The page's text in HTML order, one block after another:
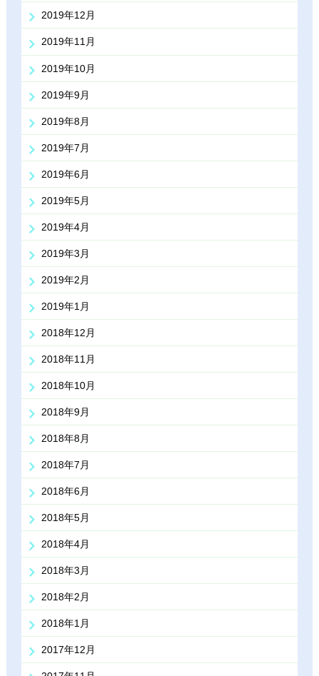
2019年12月
2019年11月
2019年10月
2019年9月
2019年8月
2019年7月
2019年6月
2019年5月
2019年4月
2019年3月
2019年2月
2019年1月
2018年12月
2018年11月
2018年10月
2018年9月
2018年8月
2018年7月
2018年6月
2018年5月
2018年4月
2018年3月
2018年2月
2018年1月
2017年12月